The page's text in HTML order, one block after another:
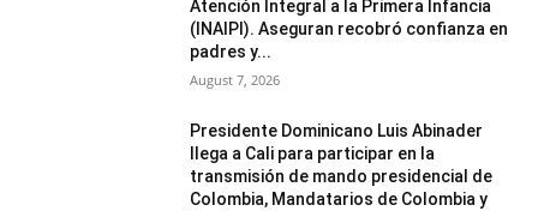
Atención Integral a la Primera Infancia
(INAIPI). Aseguran recobró confianza en
padres y...
August 7, 2026
Presidente Dominicano Luis Abinader
llega a Cali para participar en la
transmisión de mando presidencial de
Colombia, Mandatarios de Colombia y